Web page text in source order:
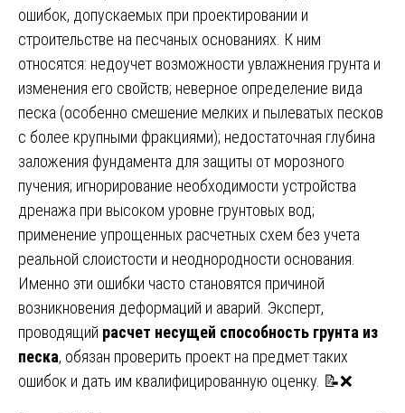
ошибок, допускаемых при проектировании и
строительстве на песчаных основаниях. К ним
относятся: недоучет возможности увлажнения грунта и
изменения его свойств; неверное определение вида
песка (особенно смешение мелких и пылеватых песков
с более крупными фракциями); недостаточная глубина
заложения фундамента для защиты от морозного
пучения; игнорирование необходимости устройства
дренажа при высоком уровне грунтовых вод;
применение упрощенных расчетных схем без учета
реальной слоистости и неоднородности основания.
Именно эти ошибки часто становятся причиной
возникновения деформаций и аварий. Эксперт,
проводящий расчет несущей способность грунта из
песка, обязан проверить проект на предмет таких
ошибок и дать им квалифицированную оценку. 📝❌